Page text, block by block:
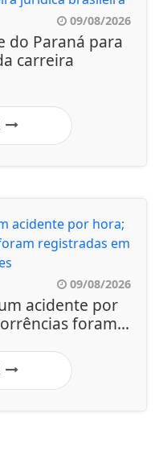
09/08/2026
do Paraná para
carreira
09/08/2026
acidente por
foram...